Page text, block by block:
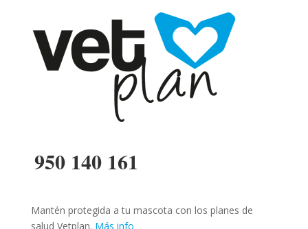
950 140 161
Mantén protegida a tu mascota con los planes de
salud Vetplan. Más info